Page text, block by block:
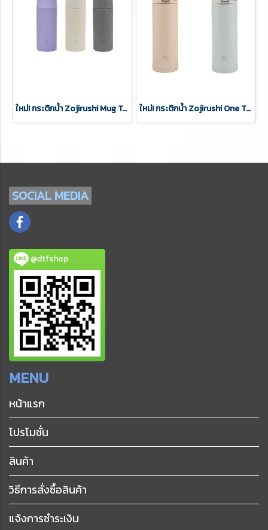
ใหม่! กระติกน้ำ Zojirushi Mug Twist Open รุ่น SM-ZB36 (ขนาด 360 ml.) เก็บความร้อน/เย็น ฝาดีไซน์ใหม่ ทันสมัย เรียบหรู ใหม่! กระติกน้ำ Zojirushi One Touch Open รุ่น SM-PD30 (ขนาด 300 ml.) เก็บความร้อน/เย็น ยี่ห้อโซจิรูชิญี่ปุ่นแท้100%
SOCIAL MEDIA
@dtfshop
MENU
หน้าแรก
โปรโมชั่น
สินค้า
วิธีการสั่งซื้อสินค้า
แจ้งการชำระเงิน